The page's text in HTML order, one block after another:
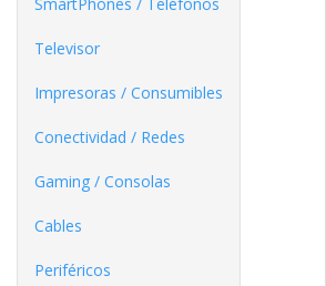
Televisor
Impresoras / Consumibles
Conectividad / Redes
Gaming / Consolas
Cables
Periféricos